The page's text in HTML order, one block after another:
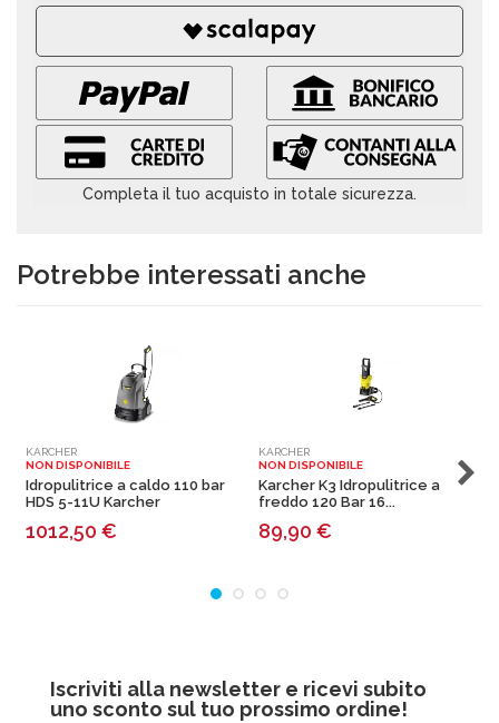
Completa il tuo acquisto in totale sicurezza.
Potrebbe interessati anche
KARCHER
NON DISPONIBILE
Idropulitrice a caldo 110 bar
HDS 5-11U Karcher
1012,50 €
KARCHER
NON DISPONIBILE
Karcher K3 Idropulitrice a
freddo 120 Bar 16...
89,90 €
Iscriviti alla newsletter e ricevi subito
uno sconto sul tuo prossimo ordine!